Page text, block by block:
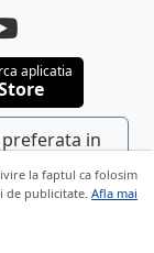
aplicatia
in
la faptul ca folosim
de publicitate. Afla mai